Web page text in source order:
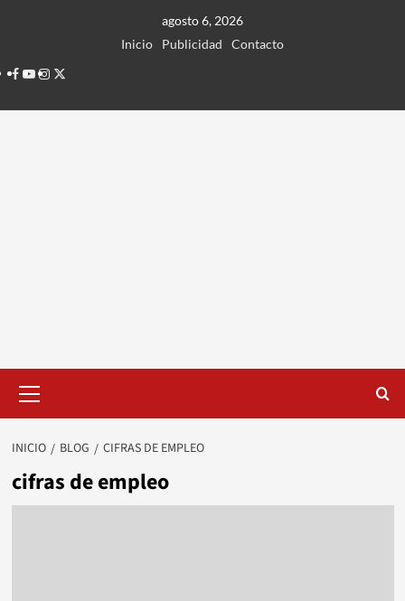
agosto 6, 2026
Inicio
Publicidad
Contacto
Facebook
Youtube
Instagram
Twitter
principal
INICIO BLOG CIFRAS DE EMPLEO
cifras de empleo